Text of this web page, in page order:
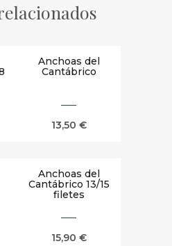
Anchoas del
Cantábrico
13,50 €
Anchoas del
Cantábrico 13/15
filetes
15,90 €